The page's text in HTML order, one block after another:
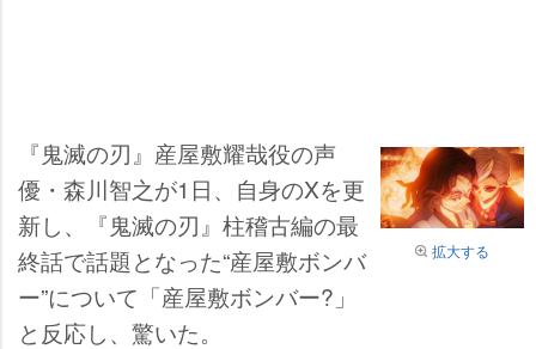
拡大する
『鬼滅の刃』産屋敷耀哉役の声
優・森川智之が1日、自身のXを更
新し、『鬼滅の刃』柱稽古編の最
終話で話題となった“産屋敷ボンバ
ー”について「産屋敷ボンバー?」
と反応し、驚いた。